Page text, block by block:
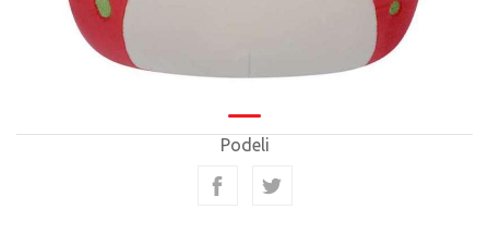
Podeli